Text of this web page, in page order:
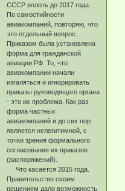
СССР вплоть до 2017 года.
По самостийности
авиакомпаний, повторяю, что
это отдельный вопрос.
Приказом была установлена
форма для гражданской
авиации РФ. То, что
авиакомпании начали
изгаляться и игнорировать
приказы руководящего органа
- это их проблема. Как раз
форма частных
авиакомпаний и до сих пор
является нелегитимной, с
точки зрения формального
согласования их приказов
(распоряжений).
Что касается 2015 года.
Правительство своим
решением дало возможность